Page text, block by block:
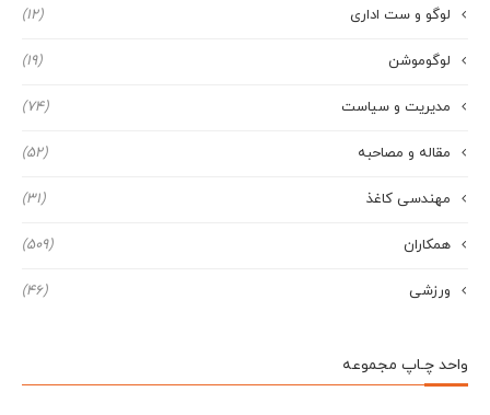
لوگو و ست اداری (12)
لوگوموشن (19)
مدیریت و سیاست (74)
مقاله و مصاحبه (52)
مهندسی کاغذ (31)
همکاران (509)
ورزشی (46)
واحد چـاپ مجموعه